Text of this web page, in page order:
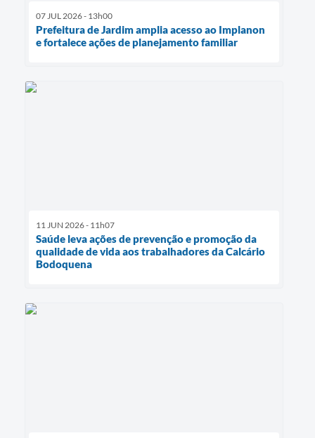
07 JUL 2026 - 13h00
Prefeitura de Jardim amplia acesso ao Implanon
e fortalece ações de planejamento familiar
11 JUN 2026 - 11h07
Saúde leva ações de prevenção e promoção da
qualidade de vida aos trabalhadores da Calcário
Bodoquena